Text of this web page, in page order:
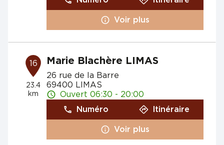
Voir plus
16
23.4
km
Marie Blachère LIMAS
26 rue de la Barre
69400 LIMAS
Ouvert 06:30 - 20:00
Numéro
Itinéraire
Voir plus